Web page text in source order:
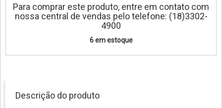
Para comprar este produto, entre em contato com
nossa central de vendas pelo telefone: (18)3302-
4900
6 em estoque
Descrição do produto